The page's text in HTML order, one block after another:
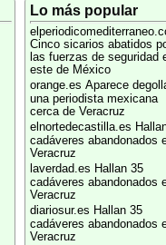
Lo más popular
Cinco sicarios abatidos
las fuerzas de seguridad
este de México
orange.es Aparece
una periodista mexicana
cerca de Veracruz
elnortedecastilla.es
cadáveres abandonados
Veracruz
laverdad.es Hallan 35
cadáveres abandonados
Veracruz
diariosur.es Hallan 35
cadáveres abandonados
Veracruz